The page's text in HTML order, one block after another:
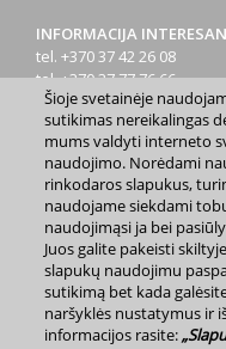
INFORMACIJA
tel. +370 37 42 26 08
tel. +370 37 77 76 66
tel. +370 660 07000
el. p.info@kaunas.lt
2023 m. Kauno miesto
www.kaunas.lt skelbiamą
Svetainės žemėlapis »
Šioje svetainėje
sutikimas nereikalingas
mums valdyti interneto
naudojimo. Norėdami
rinkodaros slapukus,
naudojame siekdami
naudojimąsi ja bei
Juos galite pakeisti
slapukų naudojimu
sutikimą bet kada
naršyklės nustatymus ir
informacijos rasite: